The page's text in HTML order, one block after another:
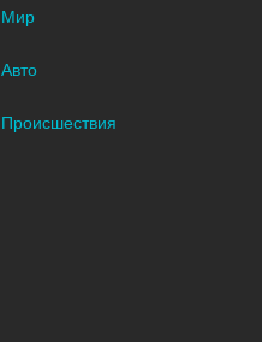
Мир
Авто
Происшествия